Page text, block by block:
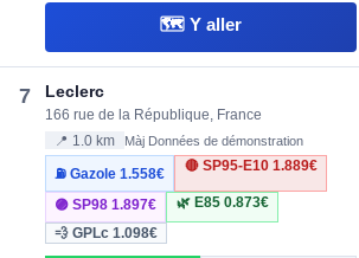
🗺️ Y aller
7 Leclerc
166 rue de la République, France
📍 1.0 km Màj Données de démonstration
⛽ Gazole1.558€
🔴 SP95-E10 1.889€
🟣 SP981.897€ 🌿 E85 0.873€
💨 GPLc1.098€